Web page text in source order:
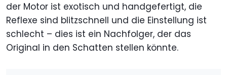
der Motor ist exotisch und handgefertigt, die
Reflexe sind blitzschnell und die Einstellung ist
schlecht – dies ist ein Nachfolger, der das
Original in den Schatten stellen könnte.